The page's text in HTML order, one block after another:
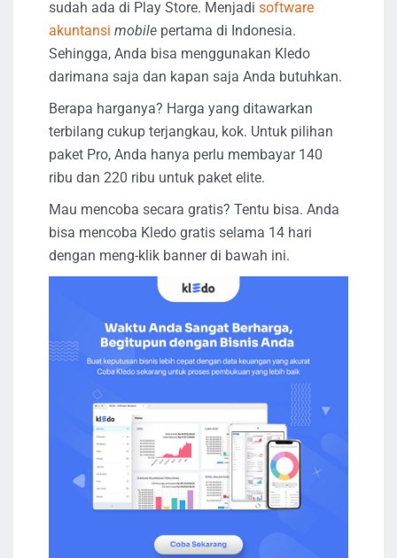
sudah ada di Play Store. Menjadi software
akuntansi mobile pertama di Indonesia.
Sehingga, Anda bisa menggunakan Kledo
darimana saja dan kapan saja Anda butuhkan.
Berapa harganya? Harga yang ditawarkan
terbilang cukup terjangkau, kok. Untuk pilihan
paket Pro, Anda hanya perlu membayar 140
ribu dan 220 ribu untuk paket elite.
Mau mencoba secara gratis? Tentu bisa. Anda
bisa mencoba Kledo gratis selama 14 hari
dengan meng-klik banner di bawah ini.